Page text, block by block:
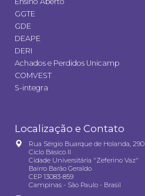
GGTE
GDE
DEAPE
DERI
Achados e Perdidos Unicamp
COMVEST
S-integra
Localização e Contato
Rua Sérgio Buarque de Holanda, 290
Ciclo Básico II
Cidade Universitária "Zeferino Vaz"
Bairro Barão Geraldo
CEP 13083-859
Campinas - São Paulo - Brasil